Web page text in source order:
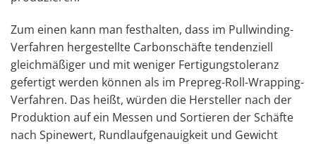
Zum einen kann man festhalten, dass im Pullwinding-
Verfahren hergestellte Carbonschäfte tendenziell
gleichmäßiger und mit weniger Fertigungstoleranz
gefertigt werden können als im Prepreg-Roll-Wrapping-
Verfahren. Das heißt, würden die Hersteller nach der
Produktion auf ein Messen und Sortieren der Schäfte
nach Spinewert, Rundlaufgenauigkeit und Gewicht